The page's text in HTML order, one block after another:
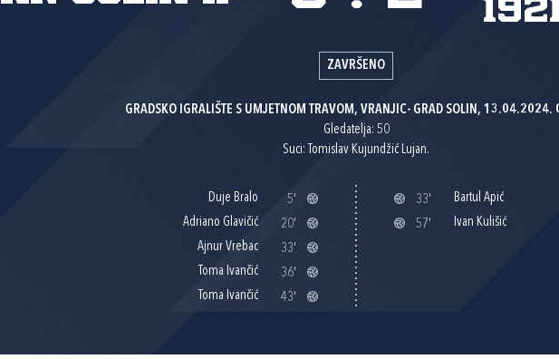
ZAVRŠENO
GRADSKO IGRALIŠTE S UMJETNOM TRAVOM, VRANJIC- GRAD SOLIN,
Gledatelja: 50
Suci: Tomislav Kujundžić Lujan.
Duje Bralo
5'
Adriano Glavičić
20'
Ajnur Vrebac
33'
Toma Ivančić
36'
Toma Ivančić
43'
33'
Bartul Apić
57'
Ivan Kulišić